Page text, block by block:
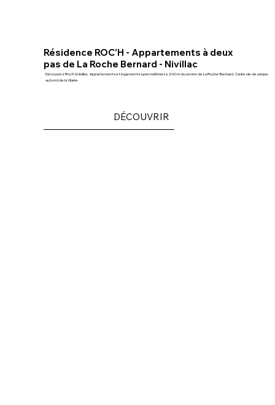
Résidence ROC'H - Appartements à deux
pas de La Roche Bernard - Nivillac
Découvrez Roc’h à Nivillac. Appartements et logements à prix maîtrisés à 200 m du centre de La Roche-Bernard. Cadre de vie unique
au bord de la Vilaine.
DÉCOUVRIR